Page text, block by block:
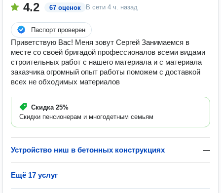
4.2 67 оценок В сети 4 ч. назад
Паспорт проверен
Приветствую Вас! Меня зовут Сергей Занимаемся в
месте со своей бригадой профессионалов всеми видами
строительных работ с нашего материала и с материала
заказчика огромный опыт работы поможем с доставкой
всех не обходимых материалов
Скидка 25%
Скидки пенсионерам и многодетным семьям
Устройство ниш в бетонных конструкциях —
Ещё 17 услуг